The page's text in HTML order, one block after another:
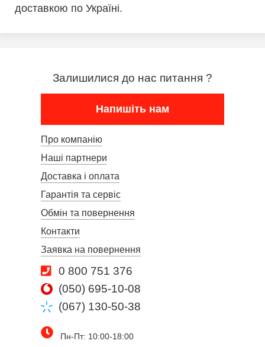
доставкою по Україні.
Залишилися до нас питання ?
Напишіть нам
Про компанію
Наші партнери
Доставка і оплата
Гарантія та сервіс
Обмін та повернення
Контакти
Заявка на повернення
0 800 751 376
(050) 695-10-08
(067) 130-50-38
Пн-Пт: 10:00-18:00